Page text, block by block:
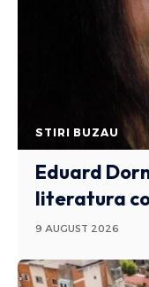
STIRI BUZAU
Eduard
literatura
9 AUGUST 2026